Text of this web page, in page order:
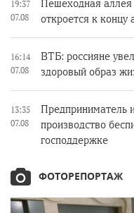
19:37
07.08
Пешеходная аллея
откроется к концу
16:14
07.08
ВТБ: россияне
здоровый образ
13:35
07.08
Предприниматель
производство
господдержке
ФОТОРЕПОРТАЖ